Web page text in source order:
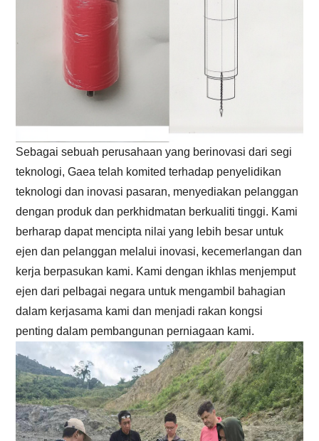
Sebagai sebuah perusahaan yang berinovasi dari segi
teknologi, Gaea telah komited terhadap penyelidikan
teknologi dan inovasi pasaran, menyediakan pelanggan
dengan produk dan perkhidmatan berkualiti tinggi. Kami
berharap dapat mencipta nilai yang lebih besar untuk
ejen dan pelanggan melalui inovasi, kecemerlangan dan
kerja berpasukan kami. Kami dengan ikhlas menjemput
ejen dari pelbagai negara untuk mengambil bahagian
dalam kerjasama kami dan menjadi rakan kongsi
penting dalam pembangunan perniagaan kami.